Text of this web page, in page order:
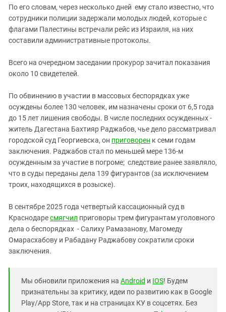
По его словам, через несколько дней ему стало известно, что
сотрудники полиции задержали молодых людей, которые с
флагами Палестины встречали рейс из Израиля, на них
составили административные протоколы.
Всего на очередном заседании прокурор зачитал показания
около 10 свидетелей.
По обвинению в участии в массовых беспорядках уже
осуждены более 130 человек, им назначены сроки от 6,5 года
до 15 лет лишения свободы. В числе последних осужденных -
житель Дагестана Бахтияр Раджабов, чье дело рассматривал
городской суд Георгиевска, он приговорен к семи годам
заключения. Раджабов стал по меньшей мере 136-м
осужденным за участие в погроме; следствие ранее заявляло,
что в суды переданы дела 139 фигурантов (за исключением
троих, находящихся в розыске).
В сентябре 2025 года четвертый кассационный суд в
Краснодаресмягчил приговоры трем фигурантам уголовного
дела о беспорядках - Салиху Рамазанову, Магомеду
Омарасхабову и Рабадану Раджабову сократили сроки
заключения.
Мы обновили приложения на Android и IOS! Будем
признательны за критику, идеи по развитию как в Google
Play/App Store, так и на страницах КУ в соцсетях. Без